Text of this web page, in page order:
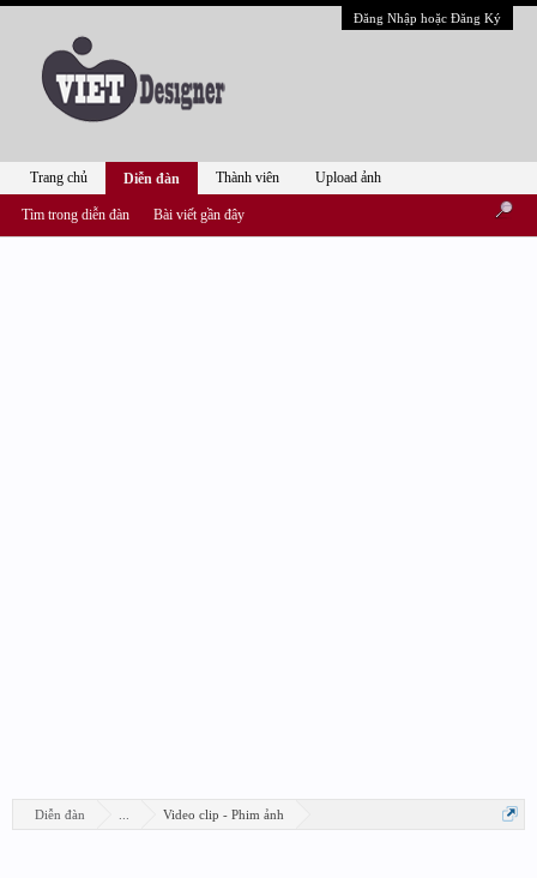
Đăng Nhập hoặc Đăng Ký
Diễn đàn Video clip - Phim ảnh
Trang chủ Diễn đàn
Tìm trong diễn đàn Bài viết gần đây
Thành viên Upload ảnh